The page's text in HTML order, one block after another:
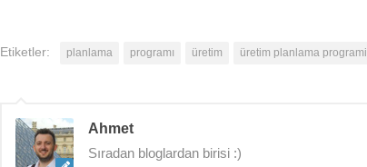
Etiketler: planlama programı üretim üretim planlama programi
Ahmet
Sıradan bloglardan birisi :)